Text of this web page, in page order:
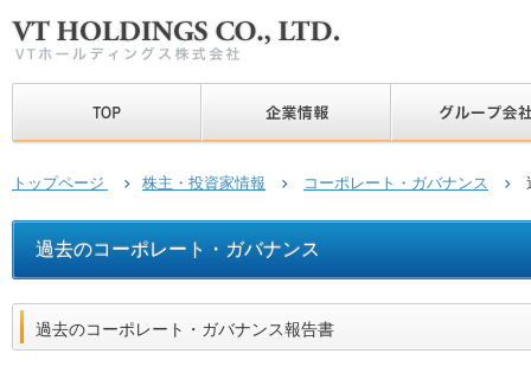
トップページ 株主・投資家情報 コーポレート・ガバナンス
過去のコーポレート・ガバナンス
過去のコーポレート・ガバナンス報告書